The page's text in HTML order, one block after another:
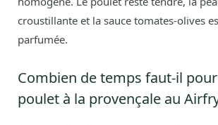
croustillante et la sauce tomates-olives
parfumée.
Combien de temps faut-il
poulet à la provençale au